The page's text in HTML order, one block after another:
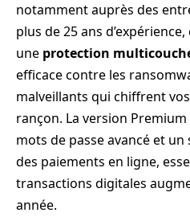
notamment auprès des
plus de 25 ans
une protection
efficace contre les
malveillants qui chiffrent
rançon. La version
mots de passe avancé et
des paiements en ligne,
transactions digitales
année.